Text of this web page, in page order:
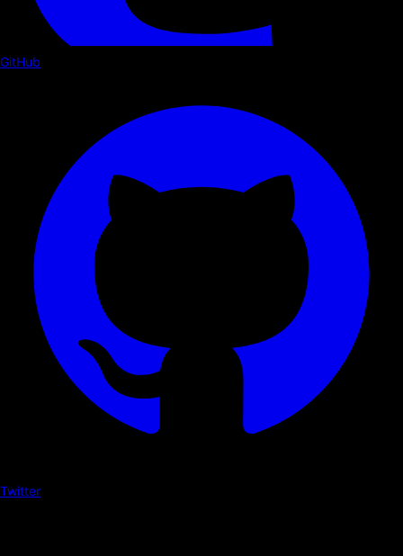
GitHub
Twitter